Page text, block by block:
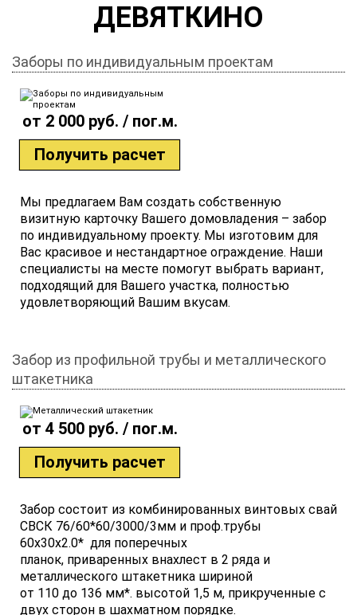
ДЕВЯТКИНО
Заборы по индивидуальным проектам
от 2 000 руб. / пог.м.
Получить расчет
Мы предлагаем Вам создать собственную
визитную карточку Вашего домовладения – забор
по индивидуальному проекту. Мы изготовим для
Вас красивое и нестандартное ограждение. Наши
специалисты на месте помогут выбрать вариант,
подходящий для Вашего участка, полностью
удовлетворяющий Вашим вкусам.
Забор из профильной трубы и металлического
штакетника
от 4 500 руб. / пог.м.
Получить расчет
Забор состоит из комбинированных винтовых свай
СВСК 76/60*60/3000/3мм и проф.трубы
60х30х2.0* для поперечных
планок, приваренных внахлест в 2 ряда и
металлического штакетника шириной
от 110 до 136 мм*. высотой 1,5 м, прикрученные с
двух сторон в шахматном порядке.